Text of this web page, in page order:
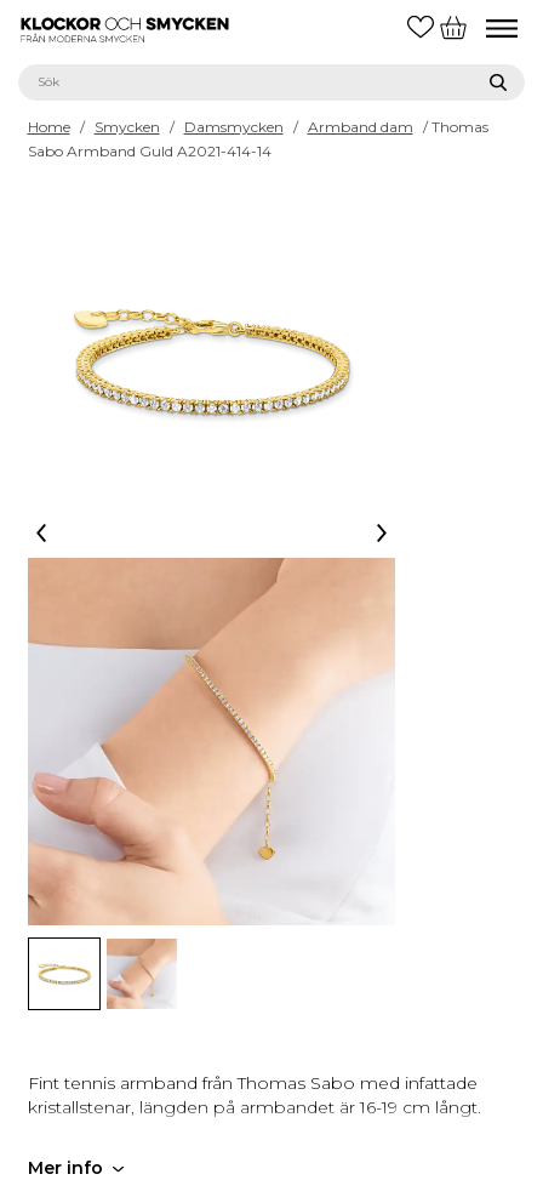
Home / Smycken / Damsmycken / Armband dam / Thomas
Sabo Armband Guld A2021-414-14
Fint tennis armband från Thomas Sabo med infattade
kristallstenar, längden på armbandet är 16-19 cm långt.
Mer info